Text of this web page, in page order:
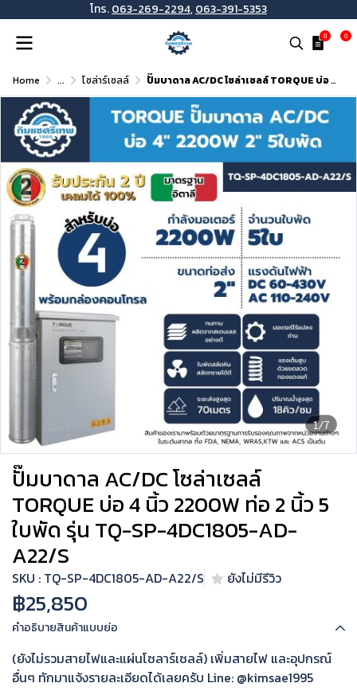
โทร.063-269-2294,063-391-5353
0 0
Home ... โซล่าร์เซลล์ ปั๊มบาดาล AC/DC โซล่าเซลล์ TORQUE บ่อ 4 นิ้ว 2200W ท่อ 2 นิ้ว 5 ใบพัด รุ่น TQ-SP-4DC1805-AD-A22/S
1/7
ปั๊มบาดาล AC/DC โซล่าเซลล์
TORQUE บ่อ 4 นิ้ว 2200W ท่อ 2 นิ้ว 5
ใบพัด รุ่น TQ-SP-4DC1805-AD-
A22/S
SKU : TQ-SP-4DC1805-AD-A22/S ยังไม่มีรีวิว
฿25,850
คำอธิบายสินค้าแบบย่อ
(ยังไม่รวมสายไฟและแผ่นโซลาร์เซลล์) เพิ่มสายไฟ และอุปกรณ์
อื่นๆ ทักมาแจ้งรายละเอียดได้เลยครับ Line: @kimsae1995